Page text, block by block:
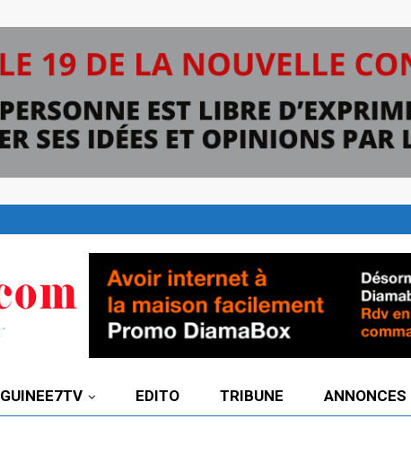
GUINEE7TV EDITO TRIBUNE ANNONCES